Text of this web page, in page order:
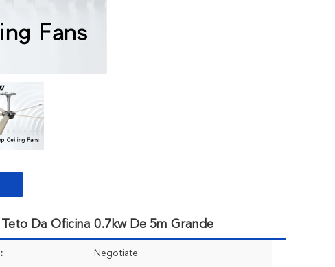
Da Oficina 0.7kw De 5m Grande
Negotiate